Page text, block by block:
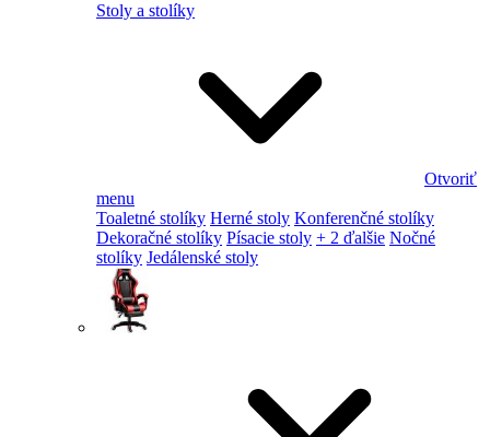
Stoly a stolíky
Otvoriť
menu
Toaletné stolíky Herné stoly Konferenčné stolíky
Dekoračné stolíky Písacie stoly + 2 ďalšie Nočné
stolíky Jedálenské stoly